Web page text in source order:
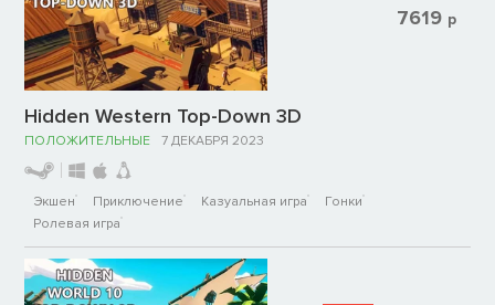
Hidden Western Top-Down 3D
ПОЛОЖИТЕЛЬНЫЕ 7 ДЕКАБРЯ 2023
Экшен Приключение Казуальная игра
Гонки
Ролевая игра
7619 р